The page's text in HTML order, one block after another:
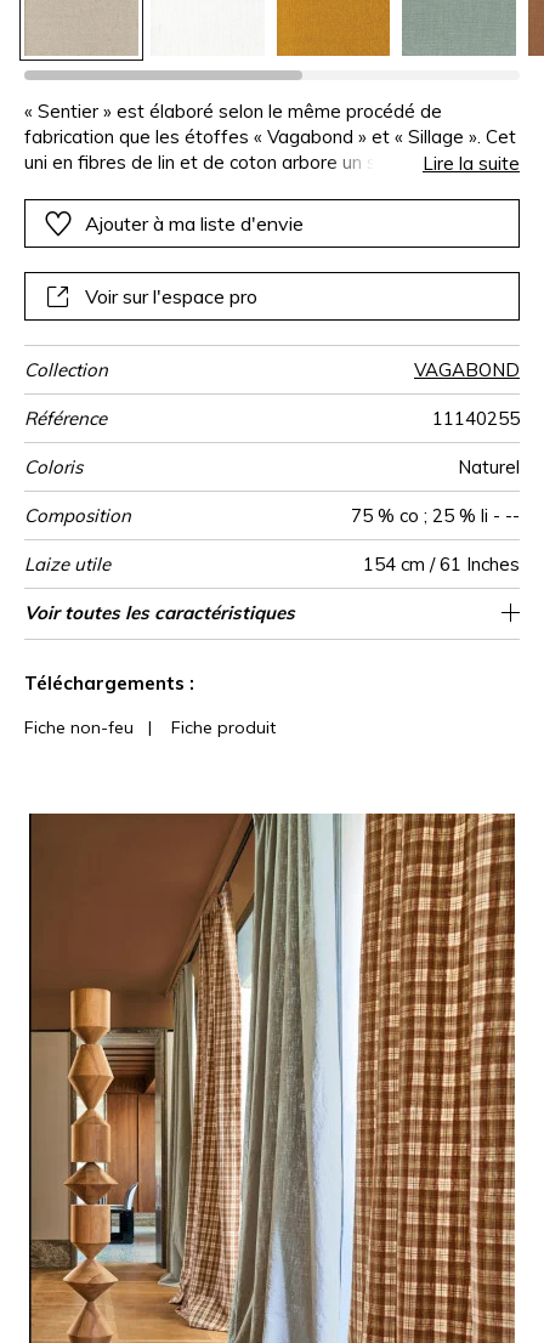
« Sentier » est élaboré selon le même procédé de
fabrication que les étoffes « Vagabond » et « Sillage ». Cet
uni en fibres de lin et de coton arbore un style brut et
parfaitement dans un esprit bohème chic. Il est décliné en
sept teintes, dont trois coordonnées aux rayures et aux
Lire la suite
Ajouter à ma liste d'envie
Voir sur l'espace pro
Collection VAGABOND
Référence 11140255
Coloris Naturel
Composition 75 % co ; 25 % li - --
Laize utile 154 cm / 61 Inches
Rétrécissement <5%
Raccord Raccord libre
Poids g/m² 295
Performance
Accoustique
aw - 0.15
Usage
Entretien
Pays d'origine Inde
Caractéristiques
Outdoor
Voir toutes les caractéristiques
Téléchargements :
Fiche non-feu | Fiche produit